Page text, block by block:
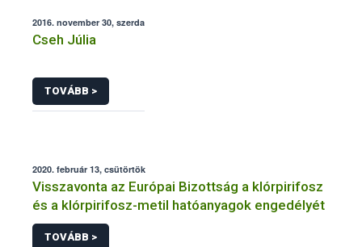
2016. november 30, szerda
Cseh Júlia
TOVÁBB >
2020. február 13, csütörtök
Visszavonta az Európai Bizottság a klórpirifosz
és a klórpirifosz-metil hatóanyagok engedélyét
TOVÁBB >